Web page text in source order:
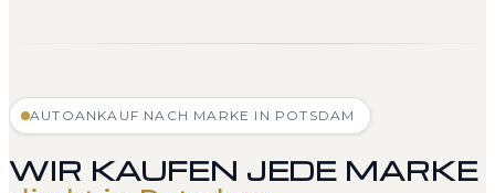
AUTOANKAUF NACH MARKE IN POTSDAM
WIR KAUFEN JEDE MARKE